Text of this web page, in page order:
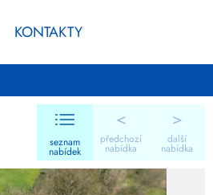
KONTAKTY
<
předchozí
nabídka
seznam
nabídek
>
další
nabídka